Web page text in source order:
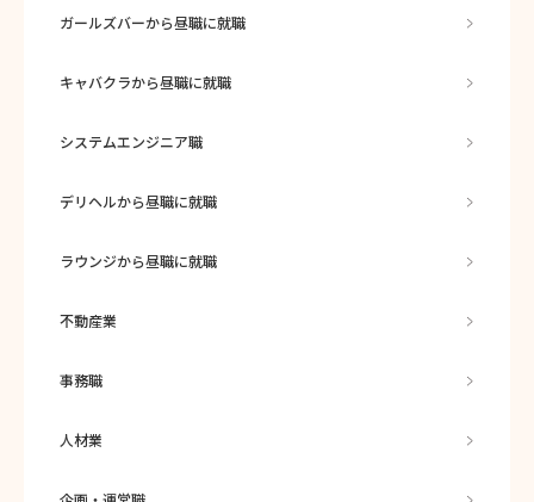
ガールズバーから昼職に就職
キャバクラから昼職に就職
システムエンジニア職
デリヘルから昼職に就職
ラウンジから昼職に就職
不動産業
事務職
人材業